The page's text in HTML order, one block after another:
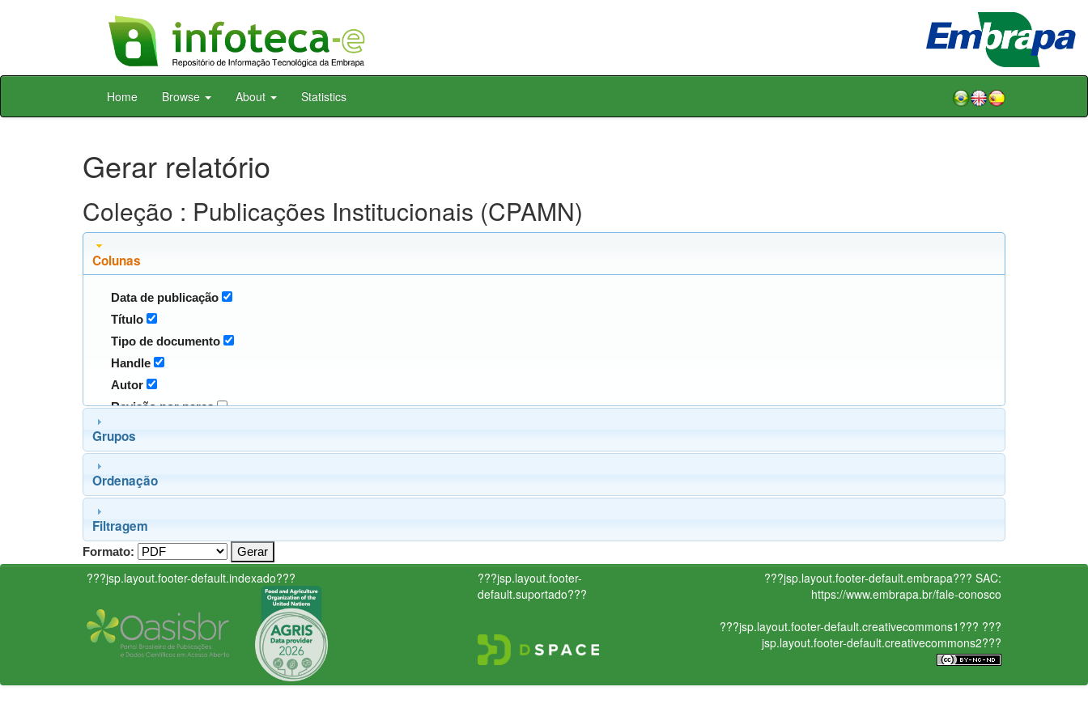
Skip
Home Browse About Statistics
Gerar relatório
Coleção : Publicações Institucionais (CPAMN)
Colunas
Data de publicação
Título
Tipo de documento
Handle
Autor
Revisão por pares
Grupos
Ordenação
Filtragem
Formato:
???jsp.layout.footer-default.indexado???
???jsp.layout.footer-
default.suportado???
???jsp.layout.footer-default.embrapa??? SAC:
https://www.embrapa.br/fale-conosco
???jsp.layout.footer-default.creativecommons1??? ???
jsp.layout.footer-default.creativecommons2???